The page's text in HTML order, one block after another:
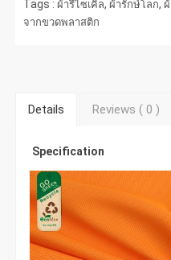
Tags :ผ้ารีไซเคิล,ผ้ารักษ์โลก,
จากขวดพลาสติก
Details Reviews ( 0)
Specification